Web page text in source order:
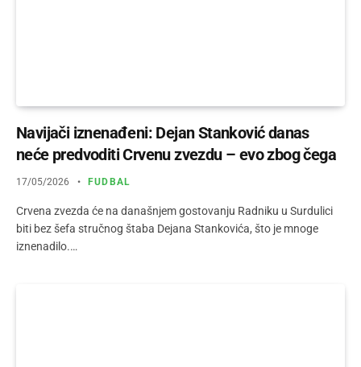
Navijači iznenađeni: Dejan Stanković danas
neće predvoditi Crvenu zvezdu – evo zbog čega
17/05/2026 FUDBAL
Crvena zvezda će na današnjem gostovanju Radniku u Surdulici
biti bez šefa stručnog štaba Dejana Stankovića, što je mnoge
iznenadilo.…